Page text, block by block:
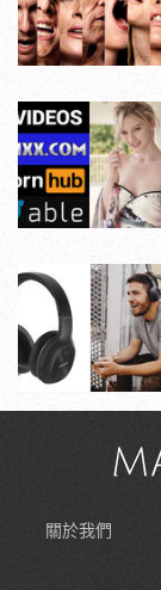
關於我們